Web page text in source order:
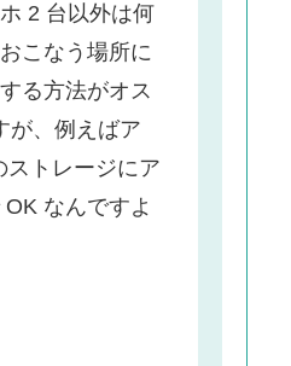
2 台以外は何
こなう場所に
る方法がオス
が、例えばア
ストレージにア
なんですよ